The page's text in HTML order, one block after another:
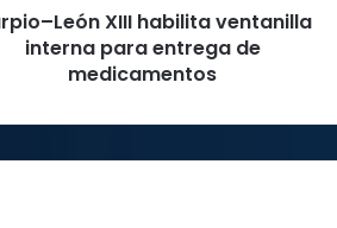
XIII habilita ventanilla
interna para entrega de
medicamentos